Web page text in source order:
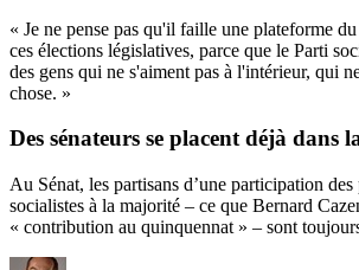
« Je ne pense pas qu'il faille une plateforme
ces élections législatives, parce que le Parti
des gens qui ne s'aiment pas à l'intérieur, qui
chose. »
Des sénateurs se placent déjà dans
Au Sénat, les partisans d’une participation des
socialistes à la majorité – ce que Bernard
« contribution au quinquennat » – sont